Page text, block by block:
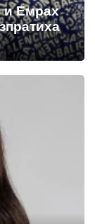
и Емрах